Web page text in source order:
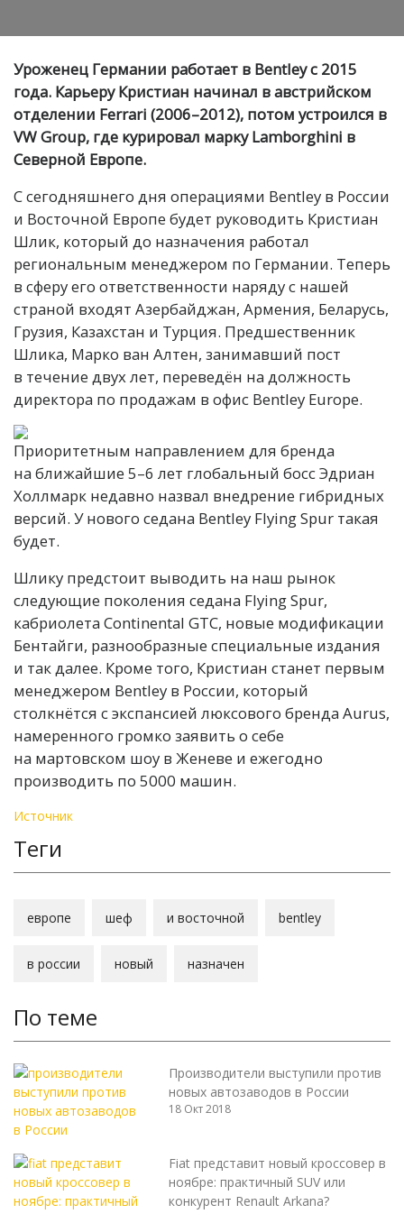
Уроженец Германии работает в Bentley с 2015
года. Карьеру Кристиан начинал в австрийском
отделении Ferrari (2006–2012), потом устроился в
VW Group, где курировал марку Lamborghini в
Северной Европе.
С сегодняшнего дня операциями Bentley в России
и Восточной Европе будет руководить Кристиан
Шлик, который до назначения работал
региональным менеджером по Германии. Теперь
в сферу его ответственности наряду с нашей
страной входят Азербайджан, Армения, Беларусь,
Грузия, Казахстан и Турция. Предшественник
Шлика, Марко ван Алтен, занимавший пост
в течение двух лет, переведён на должность
директора по продажам в офис Bentley Europe.
Приоритетным направлением для бренда
на ближайшие 5–6 лет глобальный босс Эдриан
Холлмарк недавно назвал внедрение гибридных
версий. У нового седана Bentley Flying Spur такая
будет.
Шлику предстоит выводить на наш рынок
следующие поколения седана Flying Spur,
кабриолета Continental GTC, новые модификации
Бентайги, разнообразные специальные издания
и так далее. Кроме того, Кристиан станет первым
менеджером Bentley в России, который
столкнётся с экспансией люксового бренда Aurus,
намеренного громко заявить о себе
на мартовском шоу в Женеве и ежегодно
производить по 5000 машин.
Источник
Теги
европе шеф и восточной bentley
в россии новый назначен
По теме
Производители выступили против
новых автозаводов в России
18 Окт 2018
Fiat представит новый кроссовер в
ноябре: практичный SUV или
конкурент Renault Arkana?